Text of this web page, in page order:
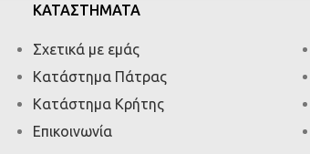
ΚΑΤΑΣΤΗΜΑΤΑ
Σχετικά με εμάς
Κατάστημα Πάτρας
Κατάστημα Κρήτης
Επικοινωνία